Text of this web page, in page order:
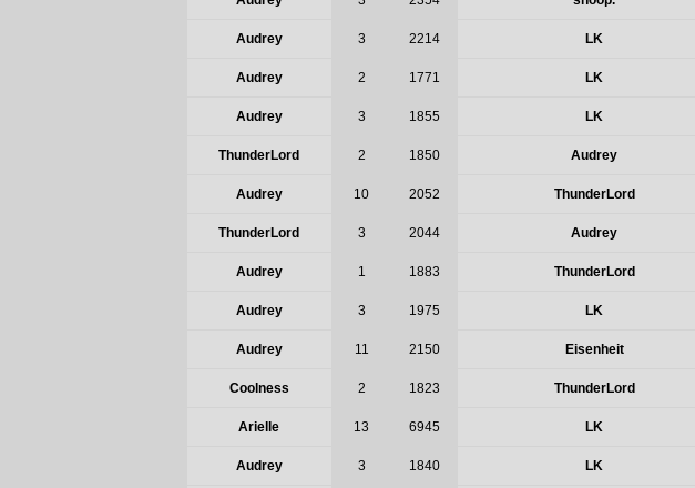
Audrey 3 2214 LK
Audrey 2 1771 LK
Audrey 3 1855 LK
ThunderLord 2 1850 Audrey
Audrey 10 2052 ThunderLord
ThunderLord 3 2044 Audrey
Audrey 1 1883 ThunderLord
Audrey 3 1975 LK
Audrey 11 2150 Eisenheit
Coolness 2 1823 ThunderLord
Arielle 13 6945 LK
Audrey 3 1840 LK